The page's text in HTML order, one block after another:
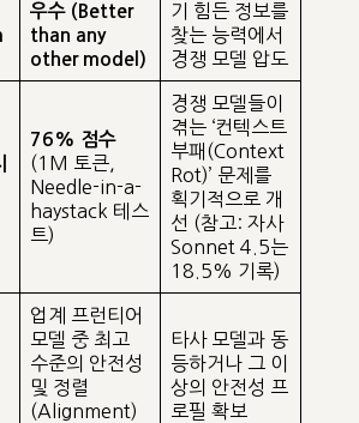
우수 (Better
than any
other model)
기 힘든 정보를
찾는 능력에서
경쟁 모델 압도
76% 점수
(1M 토큰,
Needle-in-a-
haystack 테스
트)
경쟁 모델들이
겪는 ‘컨텍스트
부패(Context
Rot)’ 문제를
획기적으로 개
선 (참고: 자사
Sonnet 4.5는
18.5% 기록)
업계 프런티어
모델 중 최고
수준의 안전성
및 정렬
(Alignment)
타사 모델과 동
등하거나 그 이
상의 안전성 프
로필 확보